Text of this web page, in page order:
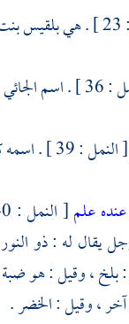
بلقيس
الجائي
[ النمل : 39 ] . اسمه كوزن .
علم[ النمل : 40 ] . هو
يقال له :ذو النور
:بلخ، وقيل : هوضبة
، وقيل : الخضر .